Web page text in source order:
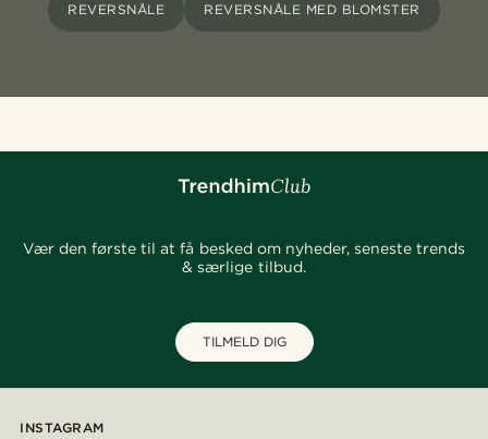
REVERSNÅLE REVERSNÅLE MED BLOMSTER
Vær den første til at få besked om nyheder, seneste trends
& særlige tilbud.
TILMELD DIG
INSTAGRAM